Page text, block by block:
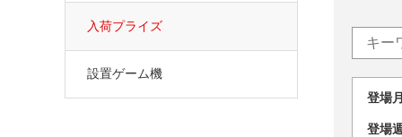
登
登
入荷プライズ
設置ゲーム機